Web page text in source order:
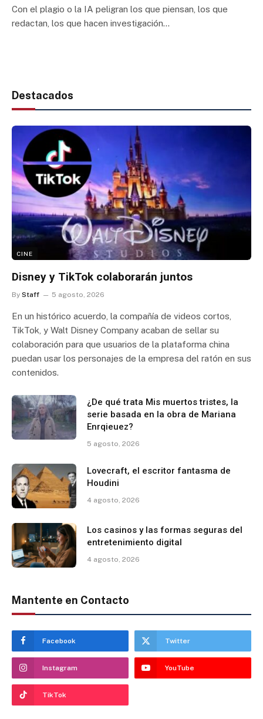
Con el plagio o la IA peligran los que piensan, los que
redactan, los que hacen investigación…
Destacados
CINE
Disney y TikTok colaborarán juntos
By Staff 5 agosto, 2026
En un histórico acuerdo, la compañía de videos cortos,
TikTok, y Walt Disney Company acaban de sellar su
colaboración para que usuarios de la plataforma china
puedan usar los personajes de la empresa del ratón en sus
contenidos.
¿De qué trata Mis muertos tristes, la
serie basada en la obra de Mariana
Enrqieuez?
5 agosto, 2026
Lovecraft, el escritor fantasma de
Houdini
4 agosto, 2026
Los casinos y las formas seguras del
entretenimiento digital
4 agosto, 2026
Mantente en Contacto
Facebook Twitter
Instagram YouTube
TikTok